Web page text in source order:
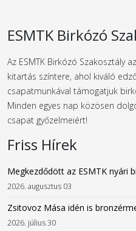
ESMTK Birkózó
Az ESMTK Birkózó Szakosztály
kitartás színtere, ahol kiváló
csapatmunkával támogatjuk
Minden egyes nap közösen
csapat győzelmeiért!
Friss Hírek
Megkezdődött az ESMTK nyári
2026. augusztus 03
Zsitovoz Mása idén is
2026. július 30